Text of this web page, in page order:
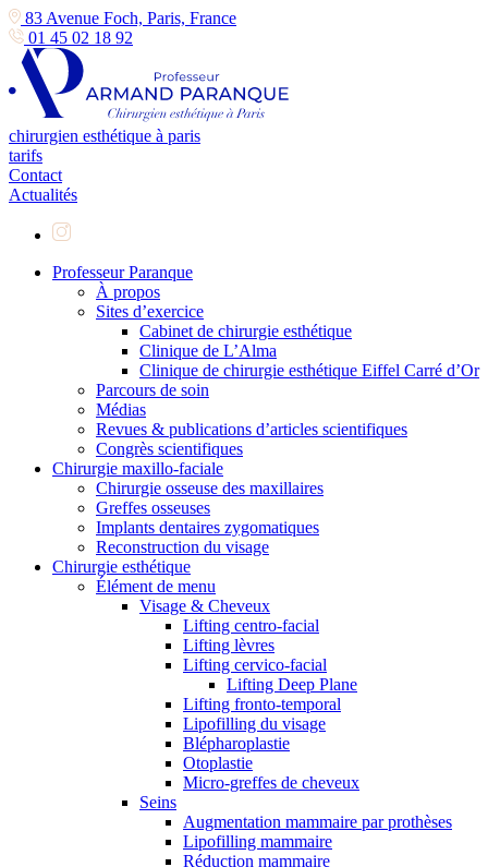
83 Avenue Foch, Paris, France
01 45 02 18 92
chirurgien esthétique à paris
tarifs
Contact
Actualités
Professeur Paranque
À propos
Sites d’exercice
Cabinet de chirurgie esthétique
Clinique de L’Alma
Clinique de chirurgie esthétique Eiffel Carré d’Or
Parcours de soin
Médias
Revues & publications d’articles scientifiques
Congrès scientifiques
Chirurgie maxillo-faciale
Chirurgie osseuse des maxillaires
Greffes osseuses
Implants dentaires zygomatiques
Reconstruction du visage
Chirurgie esthétique
Élément de menu
Visage & Cheveux
Lifting centro-facial
Lifting lèvres
Lifting cervico-facial
Lifting Deep Plane
Lifting fronto-temporal
Lipofilling du visage
Blépharoplastie
Otoplastie
Micro-greffes de cheveux
Seins
Augmentation mammaire par prothèses
Lipofilling mammaire
Réduction mammaire